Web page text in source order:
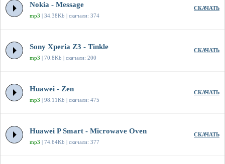
Nokia - Message
mp3 | 34.38Kb | скачали: 374
СКАЧАТЬ
Sony Xperia Z3 - Tinkle
mp3 | 70.8Kb | скачали: 200
СКАЧАТЬ
Huawei - Zen
mp3 | 98.11Kb | скачали: 475
СКАЧАТЬ
Huawei P Smart - Microwave Oven
mp3 | 74.64Kb | скачали: 377
СКАЧАТЬ